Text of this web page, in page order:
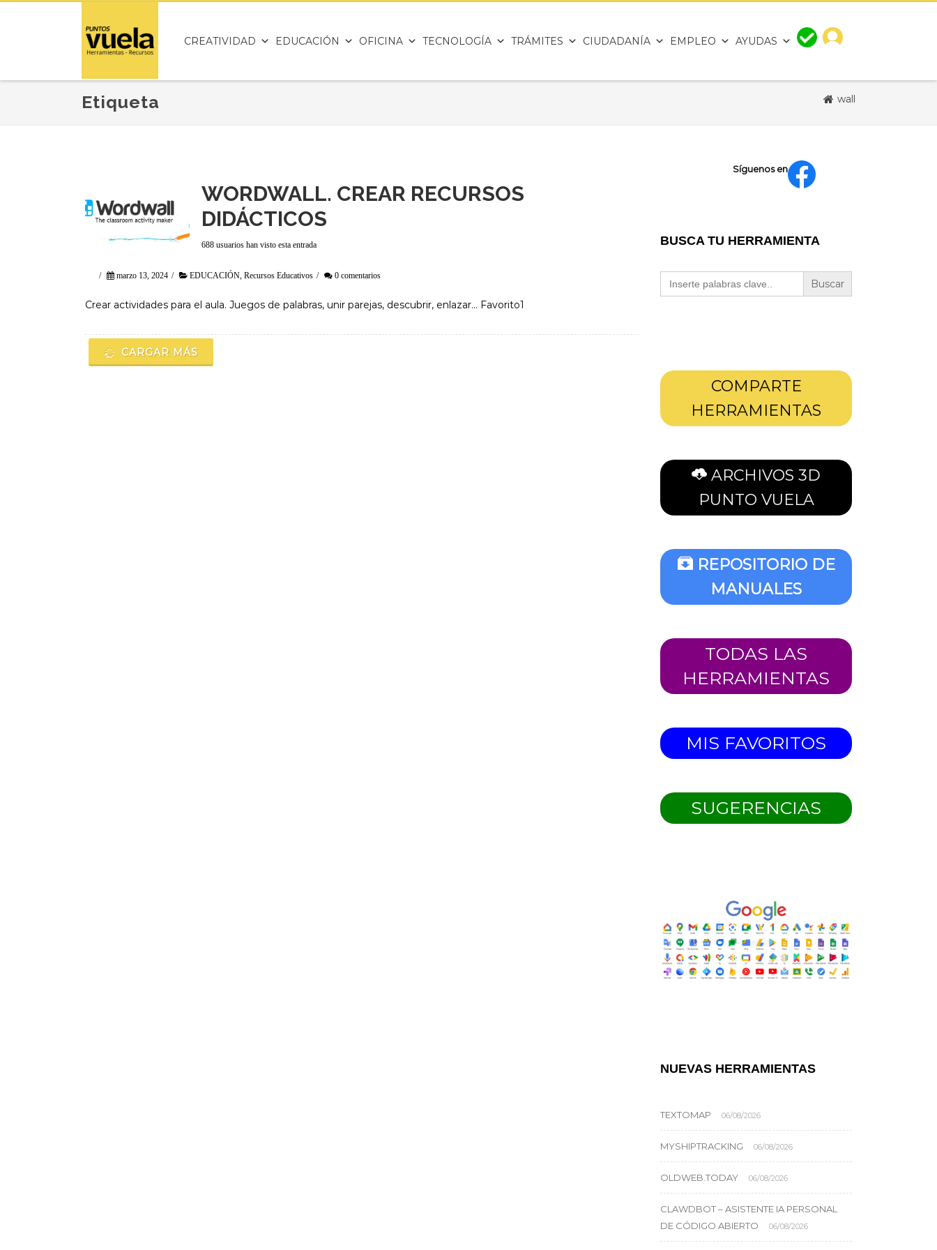
CREATIVIDAD EDUCACIÓN OFICINA TECNOLOGÍA TRÁMITES CIUDADANÍA EMPLEO AYUDAS
Etiqueta wall
WORDWALL. CREAR RECURSOS
DIDÁCTICOS
688 usuarios han visto esta entrada
/ marzo 13, 2024 / EDUCACIÓN Recursos Educativos / 0 comentarios
Crear actividades para el aula. Juegos de palabras, unir parejas, descubrir, enlazar… Favorito1
CARGAR MÁS
Síguenos en
BUSCA TU HERRAMIENTA
Buscar:
COMPARTE
HERRAMIENTAS
ARCHIVOS 3D
PUNTO VUELA
REPOSITORIO DE
MANUALES
TODAS LAS
HERRAMIENTAS
MIS FAVORITOS
SUGERENCIAS
NUEVAS HERRAMIENTAS
TEXTOMAP 06/08/2026
MYSHIPTRACKING 06/08/2026
OLDWEB.TODAY 06/08/2026
CLAWDBOT – ASISTENTE IA PERSONAL
DE CÓDIGO ABIERTO
06/08/2026